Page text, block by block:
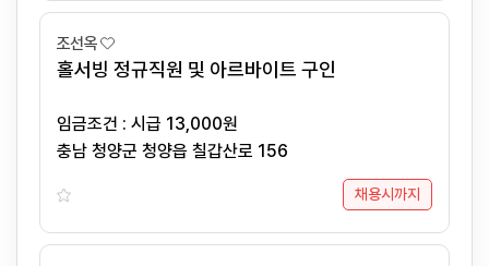
조선옥
홀서빙 정규직원 및 아르바이트 구인
임금조건 : 시급 13,000원
충남 청양군 청양읍 칠갑산로 156
채용시까지